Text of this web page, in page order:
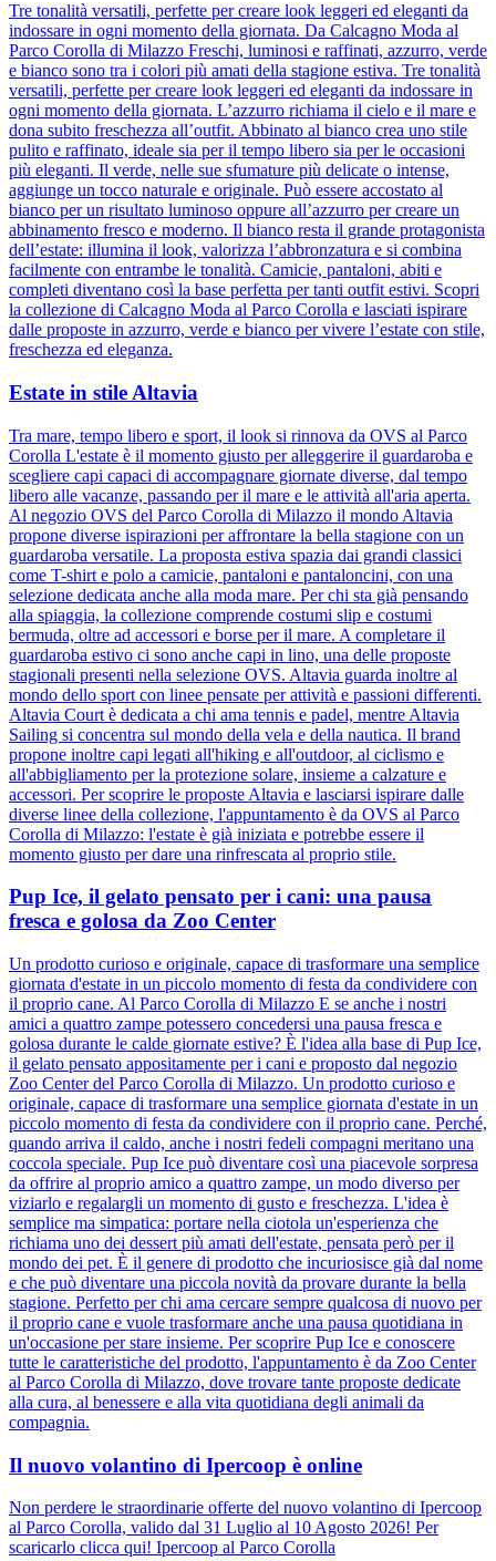
Tre tonalità versatili, perfette per creare look leggeri ed eleganti da
indossare in ogni momento della giornata. Da Calcagno Moda al
Parco Corolla di Milazzo Freschi, luminosi e raffinati, azzurro, verde
e bianco sono tra i colori più amati della stagione estiva. Tre tonalità
versatili, perfette per creare look leggeri ed eleganti da indossare in
ogni momento della giornata. L’azzurro richiama il cielo e il mare e
dona subito freschezza all’outfit. Abbinato al bianco crea uno stile
pulito e raffinato, ideale sia per il tempo libero sia per le occasioni
più eleganti. Il verde, nelle sue sfumature più delicate o intense,
aggiunge un tocco naturale e originale. Può essere accostato al
bianco per un risultato luminoso oppure all’azzurro per creare un
abbinamento fresco e moderno. Il bianco resta il grande protagonista
dell’estate: illumina il look, valorizza l’abbronzatura e si combina
facilmente con entrambe le tonalità. Camicie, pantaloni, abiti e
completi diventano così la base perfetta per tanti outfit estivi. Scopri
la collezione di Calcagno Moda al Parco Corolla e lasciati ispirare
dalle proposte in azzurro, verde e bianco per vivere l’estate con stile,
freschezza ed eleganza.
Estate in stile Altavia
Tra mare, tempo libero e sport, il look si rinnova da OVS al Parco
Corolla L'estate è il momento giusto per alleggerire il guardaroba e
scegliere capi capaci di accompagnare giornate diverse, dal tempo
libero alle vacanze, passando per il mare e le attività all'aria aperta.
Al negozio OVS del Parco Corolla di Milazzo il mondo Altavia
propone diverse ispirazioni per affrontare la bella stagione con un
guardaroba versatile. La proposta estiva spazia dai grandi classici
come T-shirt e polo a camicie, pantaloni e pantaloncini, con una
selezione dedicata anche alla moda mare. Per chi sta già pensando
alla spiaggia, la collezione comprende costumi slip e costumi
bermuda, oltre ad accessori e borse per il mare. A completare il
guardaroba estivo ci sono anche capi in lino, una delle proposte
stagionali presenti nella selezione OVS. Altavia guarda inoltre al
mondo dello sport con linee pensate per attività e passioni differenti.
Altavia Court è dedicata a chi ama tennis e padel, mentre Altavia
Sailing si concentra sul mondo della vela e della nautica. Il brand
propone inoltre capi legati all'hiking e all'outdoor, al ciclismo e
all'abbigliamento per la protezione solare, insieme a calzature e
accessori. Per scoprire le proposte Altavia e lasciarsi ispirare dalle
diverse linee della collezione, l'appuntamento è da OVS al Parco
Corolla di Milazzo: l'estate è già iniziata e potrebbe essere il
momento giusto per dare una rinfrescata al proprio stile.
Pup Ice, il gelato pensato per i cani: una pausa
fresca e golosa da Zoo Center
Un prodotto curioso e originale, capace di trasformare una semplice
giornata d'estate in un piccolo momento di festa da condividere con
il proprio cane. Al Parco Corolla di Milazzo E se anche i nostri
amici a quattro zampe potessero concedersi una pausa fresca e
golosa durante le calde giornate estive? È l'idea alla base di Pup Ice,
il gelato pensato appositamente per i cani e proposto dal negozio
Zoo Center del Parco Corolla di Milazzo. Un prodotto curioso e
originale, capace di trasformare una semplice giornata d'estate in un
piccolo momento di festa da condividere con il proprio cane. Perché,
quando arriva il caldo, anche i nostri fedeli compagni meritano una
coccola speciale. Pup Ice può diventare così una piacevole sorpresa
da offrire al proprio amico a quattro zampe, un modo diverso per
viziarlo e regalargli un momento di gusto e freschezza. L'idea è
semplice ma simpatica: portare nella ciotola un'esperienza che
richiama uno dei dessert più amati dell'estate, pensata però per il
mondo dei pet. È il genere di prodotto che incuriosisce già dal nome
e che può diventare una piccola novità da provare durante la bella
stagione. Perfetto per chi ama cercare sempre qualcosa di nuovo per
il proprio cane e vuole trasformare anche una pausa quotidiana in
un'occasione per stare insieme. Per scoprire Pup Ice e conoscere
tutte le caratteristiche del prodotto, l'appuntamento è da Zoo Center
al Parco Corolla di Milazzo, dove trovare tante proposte dedicate
alla cura, al benessere e alla vita quotidiana degli animali da
compagnia.
Il nuovo volantino di Ipercoop è online
Non perdere le straordinarie offerte del nuovo volantino di Ipercoop
al Parco Corolla, valido dal 31 Luglio al 10 Agosto 2026! Per
scaricarlo clicca qui! Ipercoop al Parco Corolla